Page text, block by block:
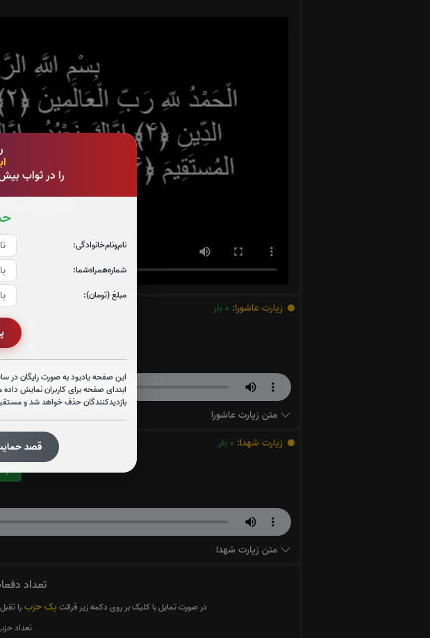
را در ثواب
نام‌و‌نام‌خانوادگی:
شماره‌همراه‌شما:
مبلغ (تومان):
این صفحه یادبود به صورت رایگان در
ابتدای صفحه برای کاربران نمایش
بازدیدکنندگان حذف خواهد شد و
قصد
زیارت عاشورا: 0 بار
قرائت زیارت
متن زیارت عاشورا
زیارت شهدا: 0 بار
قرائت زیارت
متن زیارت شهدا
تعداد
در صورت تمایل با کلیک بر روی دکمه زیر قرائت یک حزبرا
تعداد